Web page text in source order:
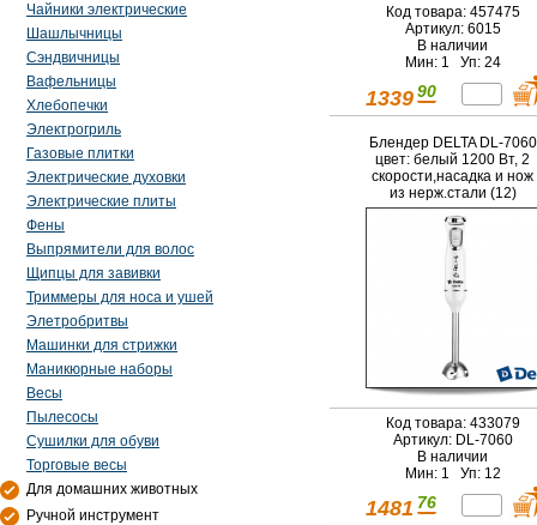
Чайники электрические
Шашлычницы
Сэндвичницы
Вафельницы
Хлебопечки
Электрогриль
Газовые плитки
Электрические духовки
Электрические плиты
Фены
Выпрямители для волос
Щипцы для завивки
Триммеры для носа и ушей
Элетробритвы
Машинки для стрижки
Маникюрные наборы
Весы
Пылесосы
Сушилки для обуви
Торговые весы
Для домашних животных
Ручной инструмент
Код товара: 457475
Артикул: 6015
В наличии
Мин: 1 Уп: 24
1339 90
Блендер DELTA DL-7060
цвет: белый 1200 Вт, 2
скорости,насадка и нож
из нерж.стали (12)
Код товара: 433079
Артикул: DL-7060
В наличии
Мин: 1 Уп: 12
1481 76